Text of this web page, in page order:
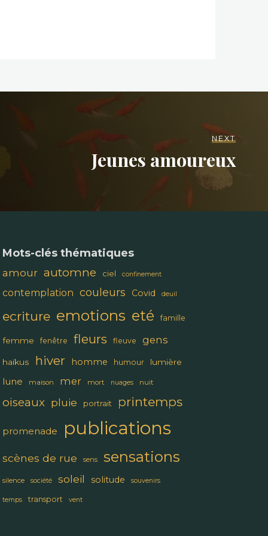
NEXT
Jeunes amoureux
Mots-clés thématiques
amour automne ciel confinement
contemplation couleurs Covid deuil
ecriture emotions eté famille
femme fenêtre fleurs fleuve gens
haïkus hiver homme humour lumière
lune maison mer mort nuages nuit
oiseaux pluie portrait printemps
promenade publications
scènes de rue sens sensations
silence société soleil solitude souvenirs
temps transport vent